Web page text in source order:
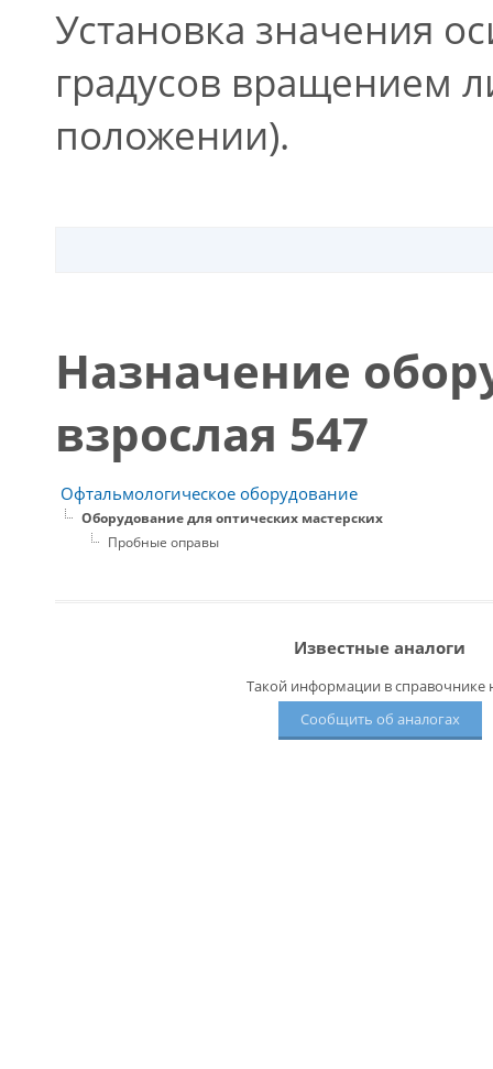
Установка значения
градусов вращением
положении).
Назначение
взрослая 547
Офтальмологическое оборудование
Оборудование для оптических мастерских
Пробные оправы
Известные аналоги
Такой информации в справочнике
Сообщить об аналогах